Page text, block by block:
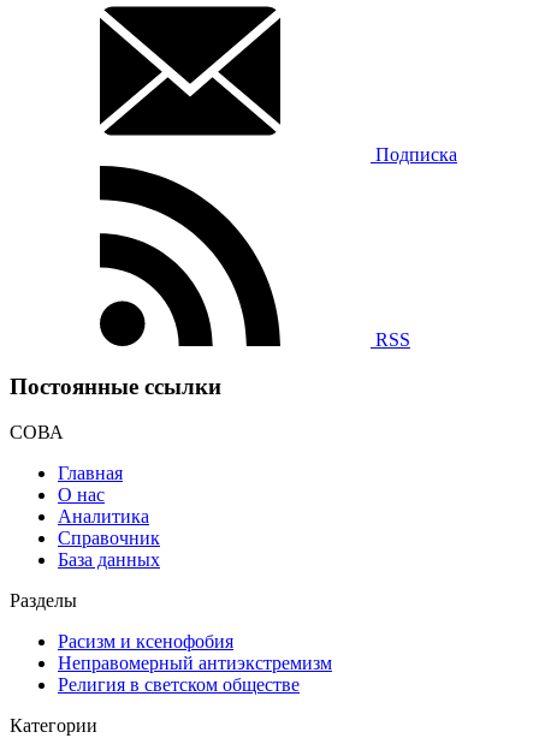
Подписка
RSS
Постоянные ссылки
СОВА
Главная
О нас
Аналитика
Справочник
База данных
Разделы
Расизм и ксенофобия
Неправомерный антиэкстремизм
Религия в светском обществе
Категории